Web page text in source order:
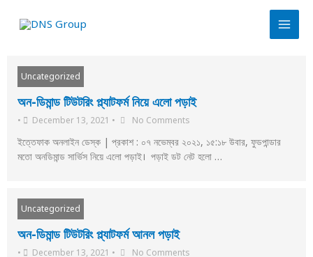
Uncategorized
অন-ডিমান্ড টিউটরিং প্ল্যাটফর্ম নিয়ে এলো পড়াই
• December 13, 2021 • No Comments
ইত্তেফাক অনলাইন ডেস্ক | প্রকাশ : ০৭ নভেম্বর ২০২১, ১৫:১৮ উবার, ফুডপান্ডার
মতো অনডিমান্ড সার্ভিস নিয়ে এলো পড়াই। পড়াই ডট নেট হলো …
Uncategorized
অন-ডিমান্ড টিউটরিং প্ল্যাটফর্ম আনল পড়াই
• December 13, 2021 • No Comments